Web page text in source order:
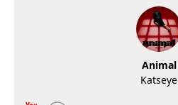
Animal
Katseye